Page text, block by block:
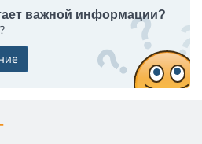
важной информации?